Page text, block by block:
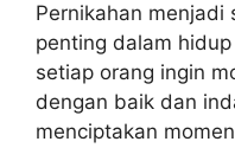
Pernikahan menjadi
penting dalam
setiap orang ingin
dengan baik dan
menciptakan